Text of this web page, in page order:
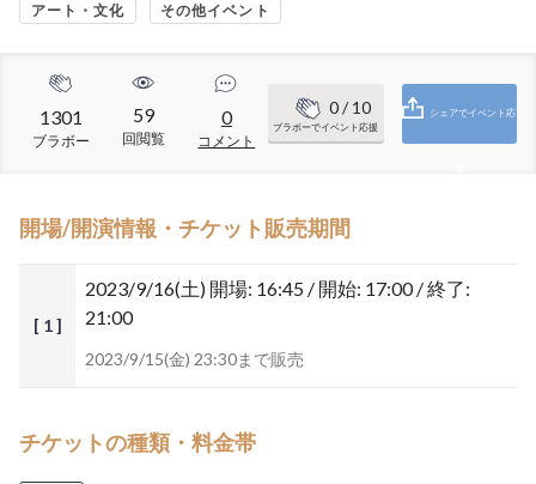
アート・文化 その他イベント
1301
ブラボー
59
回閲覧
0
コメント
0/ 10
ブラボーでイベント応援
シェアでイベント応
開場/開演情報・チケット販売期間
[ 1 ]
2023/9/16(土) 開場: 16:45 / 開始: 17:00 / 終了:
21:00
2023/9/15(金) 23:30まで販売
チケットの種類・料金帯